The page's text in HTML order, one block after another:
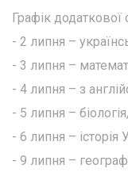
Графік додаткової
- 2 липня –
- 3 липня –
- 4 липня – з
- 5 липня –
- 6 липня – історія
- 9 липня –